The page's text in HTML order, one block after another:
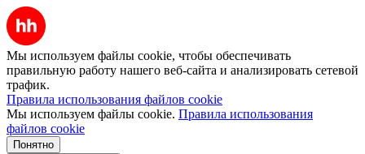
Мы используем файлы cookie, чтобы обеспечивать
правильную работу нашего веб-сайта и анализировать сетевой
трафик.
Правила использования файлов cookie
Мы используем файлы cookie. Правила использования
файлов cookie
Понятно